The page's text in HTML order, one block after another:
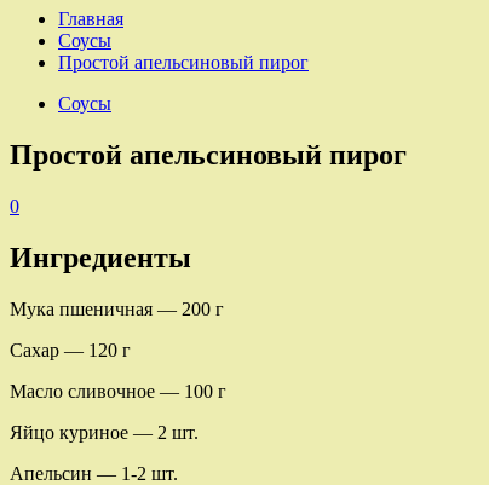
Главная
Соусы
Простой апельсиновый пирог
Соусы
Простой апельсиновый пирог
0
Ингредиенты
Мука пшеничная — 200 г
Сахар — 120 г
Масло сливочное — 100 г
Яйцо куриное — 2 шт.
Апельсин — 1-2 шт.